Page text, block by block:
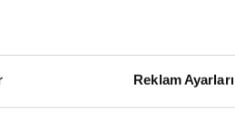
Reklam Ayarları